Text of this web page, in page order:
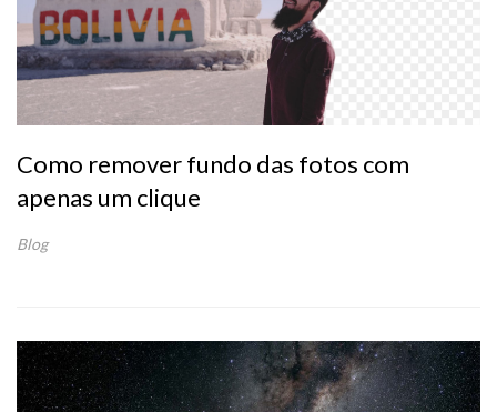
Como remover fundo das fotos com
apenas um clique
Blog